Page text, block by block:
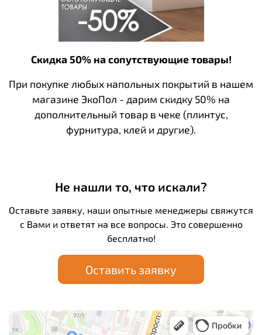
Скидка 50% на сопутствующие товары!
При покупке любых напольных покрытий в нашем
магазине ЭкоПол - дарим скидку 50% на
дополнительный товар в чеке (плинтус,
фурнитура, клей и другие).
Не нашли то, что искали?
Оставьте заявку, наши опытные менеджеры свяжутся
с Вами и ответят на все вопросы. Это совершенно
бесплатно!
Оставить заявку